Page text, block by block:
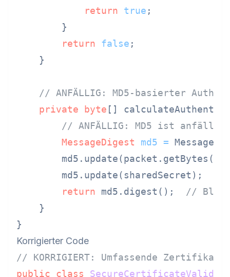
return
true ;
        }
return
false ;
    }
// ANFÄLLIG: MD5-basierter
private
byte []
// ANFÄLLIG: MD5 ist
MessageDigest
md5 =
        md5.update(sharedSecret);
return md5.digest(); //
    }
Korrigierter Code
// KORRIGIERT: Umfassende
public
class